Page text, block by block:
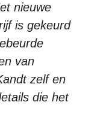
nieuwe
is gekeurd
van
zelf en
die het